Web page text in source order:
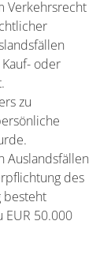
Verkehrsrecht
oder
zu
Auslandsfällen
des
besteht
EUR 50.000